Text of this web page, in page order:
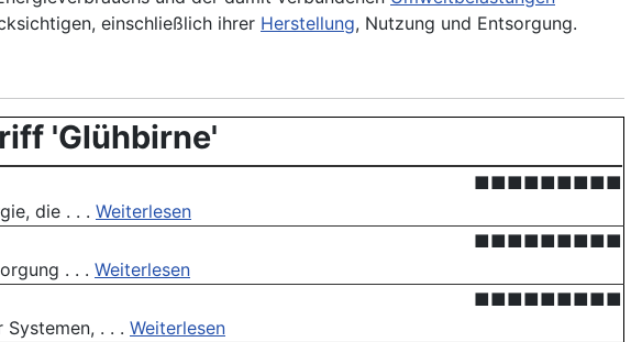
einschließlich ihrer Herstellung, Nutzung und Entsorgung.
'Glühbirne'
■■■■■■■■■
die . . . Weiterlesen
■■■■■■■■■
. . . Weiterlesen
■■■■■■■■■
. . . Weiterlesen